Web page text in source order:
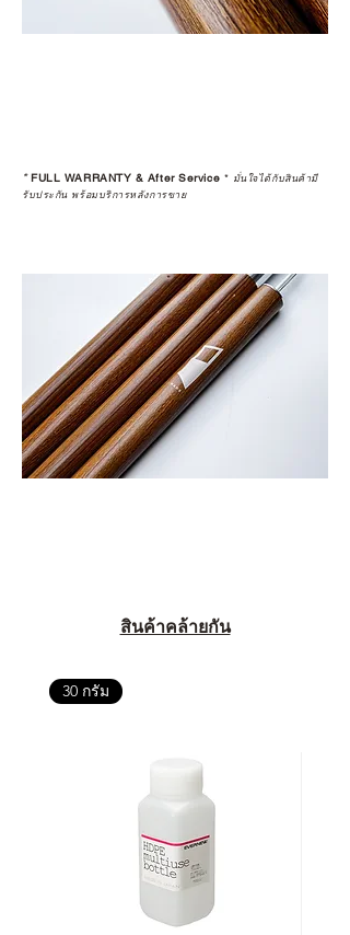
*FULL WARRANTY & After Service * มั่นใจได้กับสินค้ามี
รับประกัน พร้อมบริการหลังการขาย
สินค้าคล้ายกัน
30 กรัม